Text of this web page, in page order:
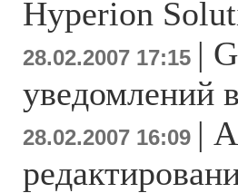
Hyperion
28.02.2007 17:15 |
уведомлений
28.02.2007 16:09 |